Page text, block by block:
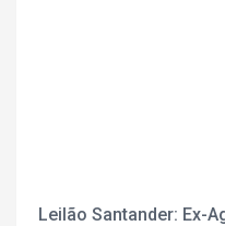
Leilão Santander: Ex-